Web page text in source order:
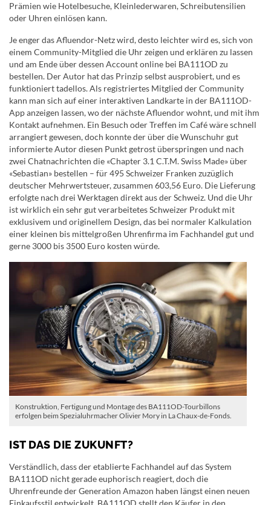
Prämien wie Hotelbesuche, Kleinlederwaren, Schreibutensilien
oder Uhren einlösen kann.
Je enger das Afluendor-Netz wird, desto leichter wird es, sich von
einem Community-Mitglied die Uhr zeigen und erklären zu lassen
und am Ende über dessen Account online bei BA111OD zu
bestellen. Der Autor hat das Prinzip selbst ausprobiert, und es
funktioniert tadellos. Als registriertes Mitglied der Community
kann man sich auf einer interaktiven Landkarte in der BA111OD-
App anzeigen lassen, wo der nächste Afluendor wohnt, und mit ihm
Kontakt aufnehmen. Ein Besuch oder Treffen im Café wäre schnell
arrangiert gewesen, doch konnte der über die Wunschuhr gut
informierte Autor diesen Punkt getrost überspringen und nach
zwei Chatnachrichten die «Chapter 3.1 C.T.M. Swiss Made» über
«Sebastian» bestellen – für 495 Schweizer Franken zuzüglich
deutscher Mehrwertsteuer, zusammen 603,56 Euro. Die Lieferung
erfolgte nach drei Werktagen direkt aus der Schweiz. Und die Uhr
ist wirklich ein sehr gut verarbeitetes Schweizer Produkt mit
exklusivem und originellem Design, das bei normaler Kalkulation
einer kleinen bis mittelgroßen Uhrenfirma im Fachhandel gut und
gerne 3000 bis 3500 Euro kosten würde.
Konstruktion, Fertigung und Montage des BA111OD-Tourbillons
erfolgen beim Spezialuhrmacher Olivier Mory in La Chaux-de-Fonds.
IST DAS DIE ZUKUNFT?
Verständlich, dass der etablierte Fachhandel auf das System
BA111OD nicht gerade euphorisch reagiert, doch die
Uhrenfreunde der Generation Amazon haben längst einen neuen
Einkaufsstil entwickelt. BA111OD stellt den Käufer in den